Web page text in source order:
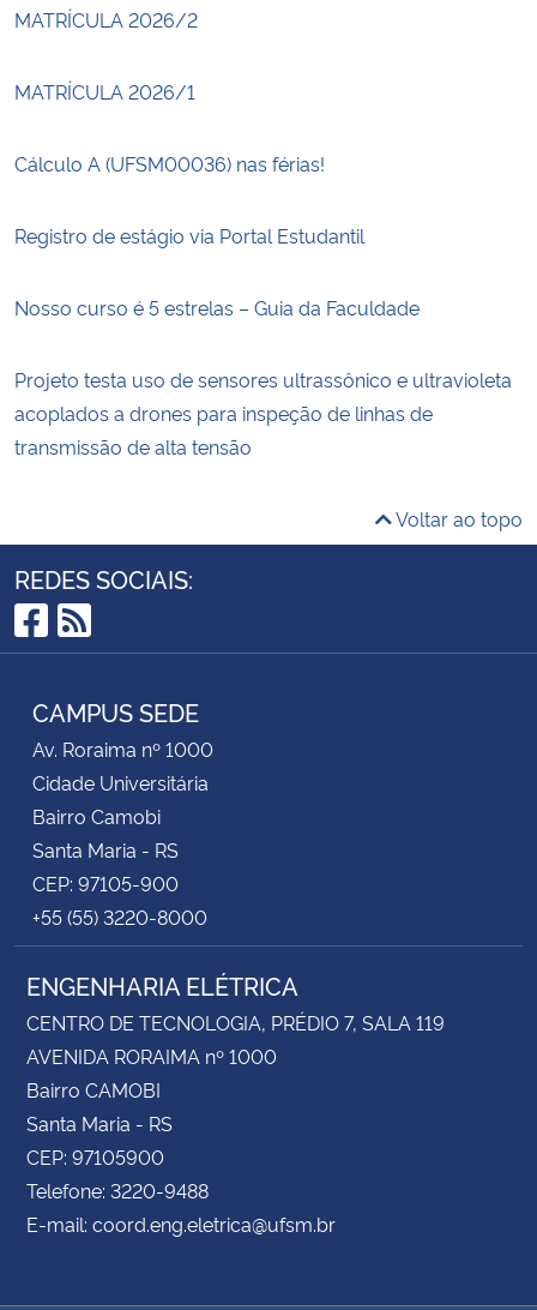
MATRÍCULA 2026/2
MATRÍCULA 2026/1
Cálculo A (UFSM00036) nas férias!
Registro de estágio via Portal Estudantil
Nosso curso é 5 estrelas – Guia da Faculdade
Projeto testa uso de sensores ultrassônico e ultravioleta
acoplados a drones para inspeção de linhas de
transmissão de alta tensão
Voltar ao topo
REDES SOCIAIS:
Facebook
RSS
CAMPUS SEDE
Av. Roraima nº 1000
Cidade Universitária
Bairro Camobi
Santa Maria - RS
CEP: 97105-900
+55 (55) 3220-8000
ENGENHARIA ELÉTRICA
CENTRO DE TECNOLOGIA, PRÉDIO 7, SALA 119
AVENIDA RORAIMA nº 1000
Bairro CAMOBI
Santa Maria - RS
CEP: 97105900
Telefone: 3220-9488
E-mail: coord.eng.eletrica@ufsm.br